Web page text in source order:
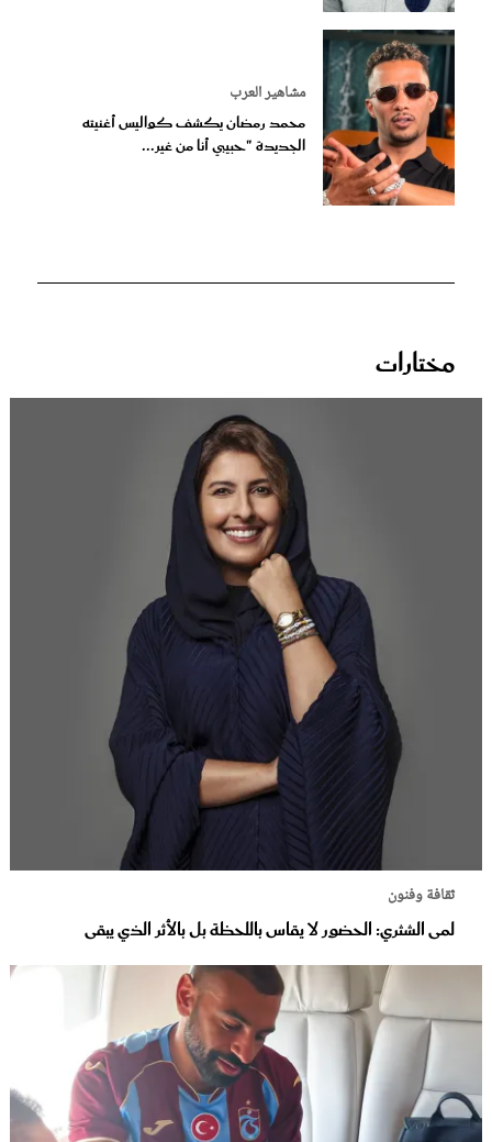
مشاهير العرب
محمد رمضان يكشف كواليس أغنيته
الجديدة "حبيبي أنا من غير...
مختارات
ثقافة وفنون
لمى الشثري: الحضور لا يقاس باللحظة بل بالأثر الذي يبقى